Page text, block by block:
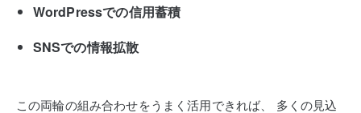
WordPressでの信用蓄積
SNSでの情報拡散
この両輪の組み合わせをうまく活用できれば、
多くの見込